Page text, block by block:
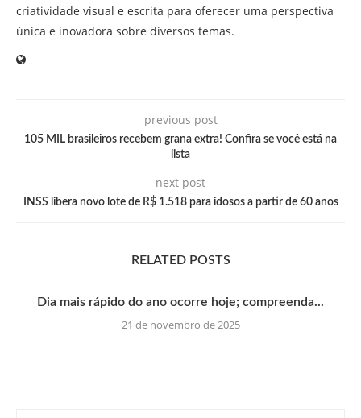
criatividade visual e escrita para oferecer uma perspectiva
única e inovadora sobre diversos temas.
previous post
105 MIL brasileiros recebem grana extra! Confira se você está na
lista
next post
INSS libera novo lote de R$ 1.518 para idosos a partir de 60 anos
RELATED POSTS
Dia mais rápido do ano ocorre hoje; compreenda...
21 de novembro de 2025